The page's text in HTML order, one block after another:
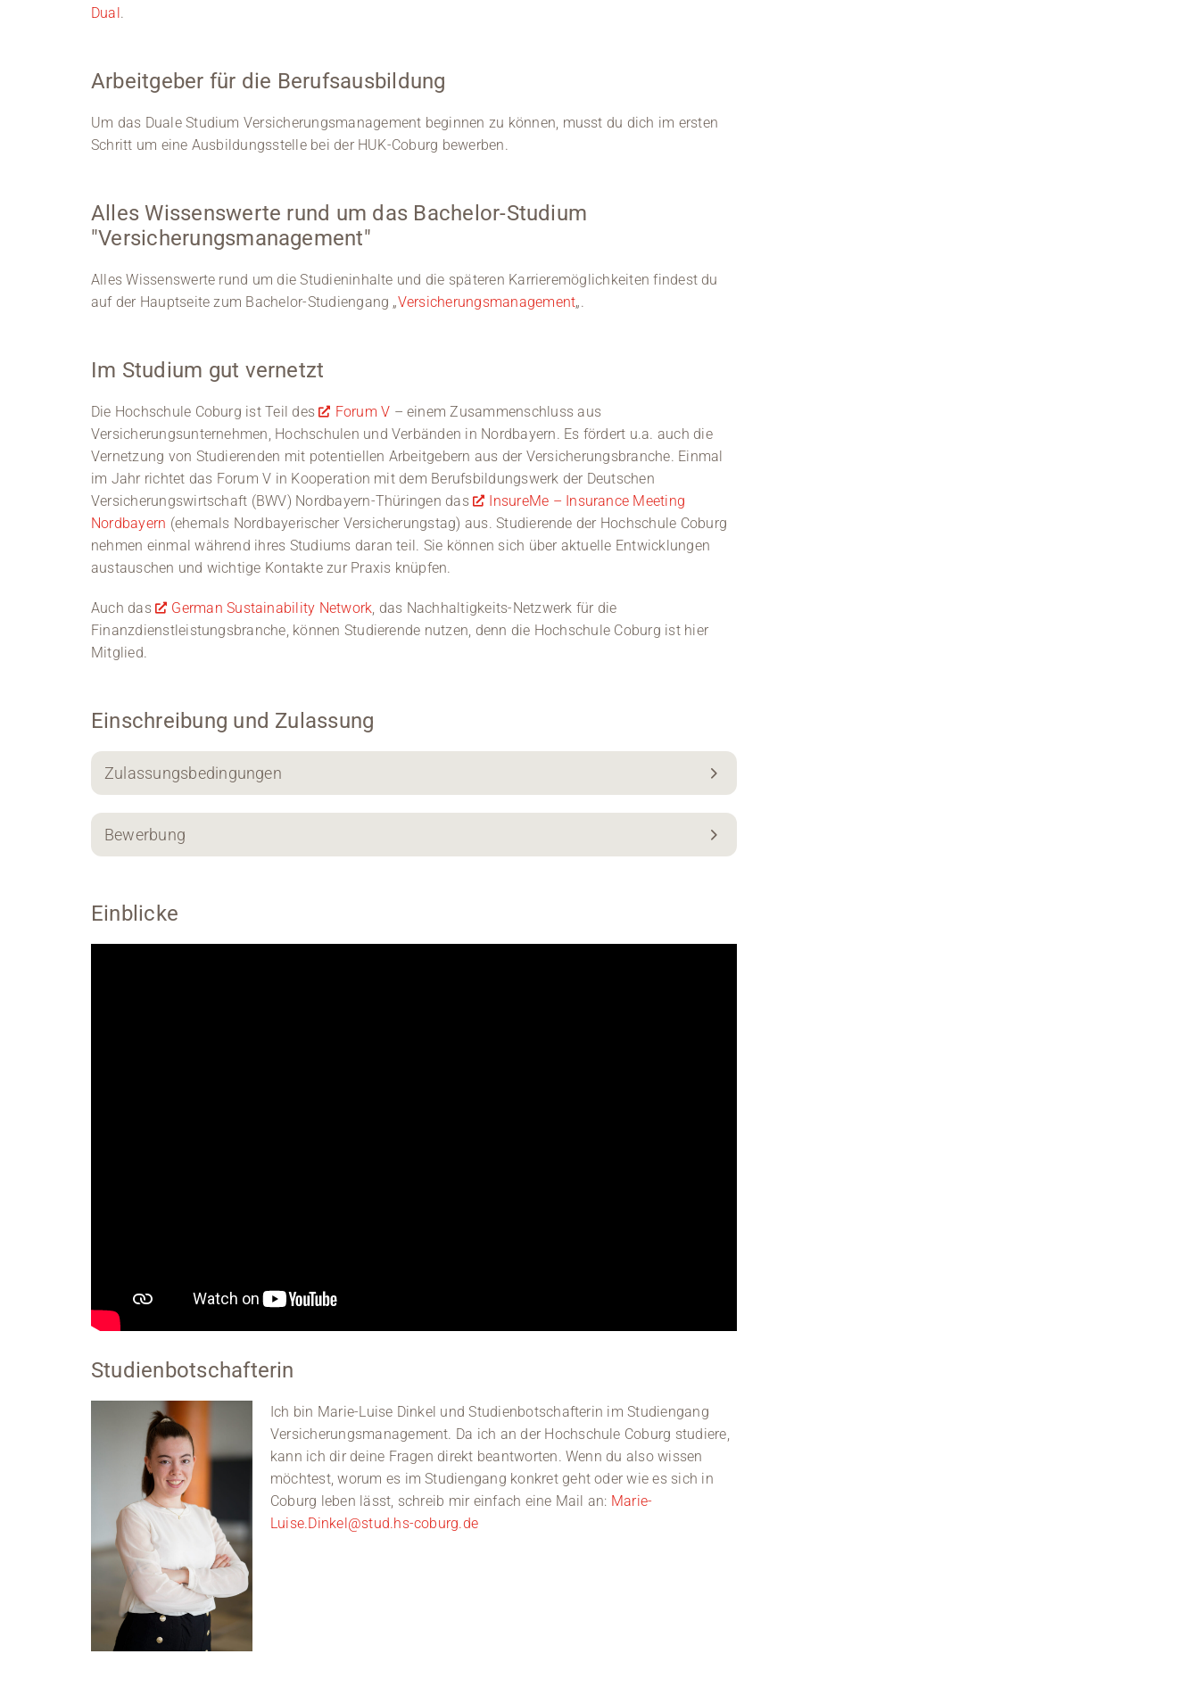
Dual.
Arbeitgeber für die Berufsausbildung
Um das Duale Studium Versicherungsmanagement beginnen zu können, musst du dich im ersten
Schritt um eine Ausbildungsstelle bei der HUK-Coburg bewerben.
Alles Wissenswerte rund um das Bachelor-Studium
"Versicherungsmanagement"
Alles Wissenswerte rund um die Studieninhalte und die späteren Karrieremöglichkeiten findest du
auf der Hauptseite zum Bachelor-Studiengang „Versicherungsmanagement„.
Im Studium gut vernetzt
Die Hochschule Coburg ist Teil des Forum V – einem Zusammenschluss aus
Versicherungsunternehmen, Hochschulen und Verbänden in Nordbayern. Es fördert u.a. auch die
Vernetzung von Studierenden mit potentiellen Arbeitgebern aus der Versicherungsbranche. Einmal
im Jahr richtet das Forum V in Kooperation mit dem Berufsbildungswerk der Deutschen
Versicherungswirtschaft (BWV) Nordbayern-Thüringen das
InsureMe – Insurance Meeting
Nordbayern (ehemals Nordbayerischer Versicherungstag) aus. Studierende der Hochschule Coburg
nehmen einmal während ihres Studiums daran teil. Sie können sich über aktuelle Entwicklungen
austauschen und wichtige Kontakte zur Praxis knüpfen.
Auch das German Sustainability Network, das Nachhaltigkeits-Netzwerk für die
Finanzdienstleistungsbranche, können Studierende nutzen, denn die Hochschule Coburg ist hier
Mitglied.
Einschreibung und Zulassung
Zulassungsbedingungen
Bewerbung
Einblicke
Studienbotschafterin
Ich bin Marie-Luise Dinkel und Studienbotschafterin im Studiengang
Versicherungsmanagement. Da ich an der Hochschule Coburg studiere,
kann ich dir deine Fragen direkt beantworten. Wenn du also wissen
möchtest, worum es im Studiengang konkret geht oder wie es sich in
Coburg leben lässt, schreib mir einfach eine Mail an: Marie-
Luise.Dinkel@stud.hs-coburg.de